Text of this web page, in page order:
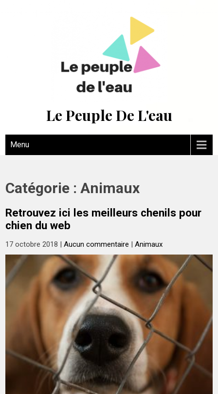
Le Peuple De L'eau
Menu
Catégorie :Animaux
Retrouvez ici les meilleurs chenils pour
chien du web
17 octobre 2018 |Aucun commentaire |Animaux